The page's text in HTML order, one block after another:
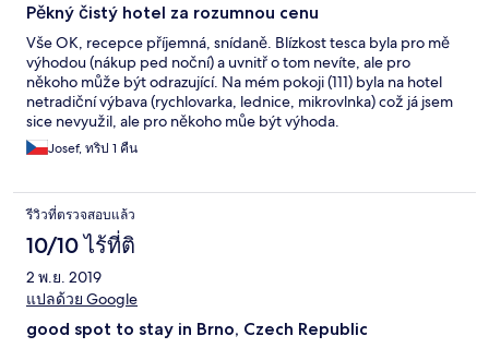
Pěkný čistý hotel za rozumnou cenu
Vše OK, recepce příjemná, snídaně. Blízkost tesca byla pro mě
výhodou (nákup ped noční) a uvnitř o tom nevíte, ale pro
někoho může být odrazující. Na mém pokoji (111) byla na hotel
netradiční výbava (rychlovarka, lednice, mikrovlnka) což já jsem
sice nevyužil, ale pro někoho můe být výhoda.
Josef, ทริป 1 คืน
รีวิวที่ตรวจสอบแล้ว
10/10 ไร้ที่ติ
2 พ.ย. 2019
แปลด้วย Google
good spot to stay in Brno, Czech Republic